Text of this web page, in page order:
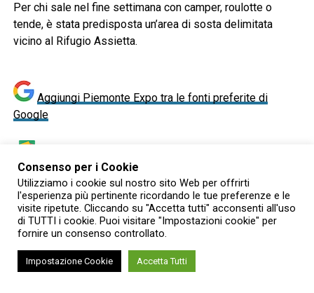
Per chi sale nel fine settimana con camper, roulotte o
tende, è stata predisposta un’area di sosta delimitata
vicino al Rifugio Assietta.
Aggiungi Piemonte Expo tra le fonti preferite di
Google
News- SEGUICI
Ti è piaciuto Piemonte Expo ?
nostre proposte per il tuo weekend , per i tuoi
Consenso per i Cookie
Utilizziamo i cookie sul nostro sito Web per offrirti
l'esperienza più pertinente ricordando le tue preferenze e le
visite ripetute. Cliccando su "Accetta tutti" acconsenti all'uso
di TUTTI i cookie. Puoi visitare "Impostazioni cookie" per
fornire un consenso controllato.
Impostazione Cookie Accetta Tutti